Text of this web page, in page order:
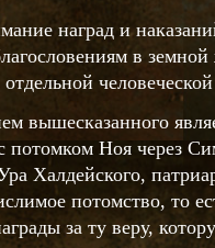
наград и
в
вышесказанного
потомком Ноя через
Халдейского,
потомство, то
за ту веру,